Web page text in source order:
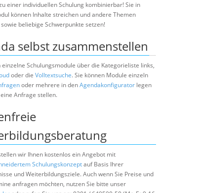
einer individuellen Schulung kombinierbar! Sie in
können Inhalte streichen und andere Themen
beliebige Schwerpunkte setzen!
selbst zusammenstellen
einzelne Schulungsmodule über die Kategorieliste links,
oder die Volltextsuche. Sie können Module einzeln
oder mehrere in denAgendakonfigurator legen
Anfrage stellen.
wir Ihnen kostenlos ein Angebot mit
Schulungskonzeptauf Basis Ihrer
und Weiterbildungsziele. Auch wenn Sie Preise und
anfragen möchten, nutzen Sie bitte unser